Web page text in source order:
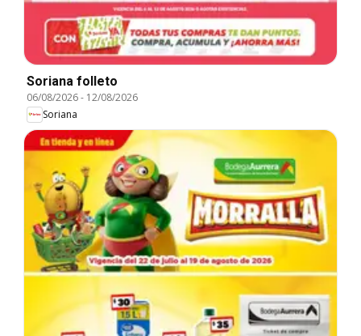
Soriana folleto
06/08/2026- 12/08/2026
Soriana